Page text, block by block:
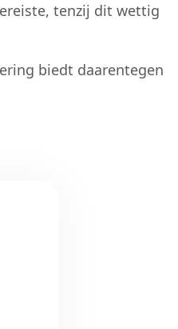
tenzij dit wettig
biedt daarentegen